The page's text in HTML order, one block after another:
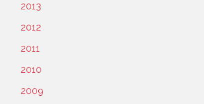
2013
2012
2011
2010
2009